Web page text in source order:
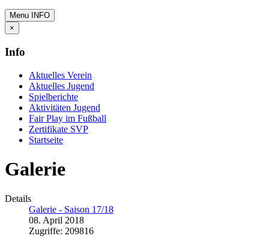
Menu
INFO
×
Info
Aktuelles Verein
Aktuelles Jugend
Spielberichte
Aktivitäten Jugend
Fair Play im Fußball
Zertifikate SVP
Startseite
Galerie
Details
Galerie - Saison 17/18
08. April 2018
Zugriffe: 209816